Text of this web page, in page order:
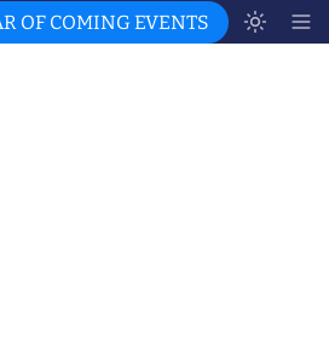
OF COMING EVENTS